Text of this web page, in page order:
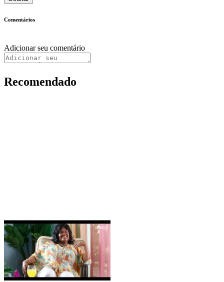
Comentários
Adicionar seu comentário
Recomendado